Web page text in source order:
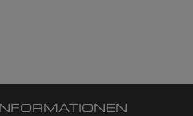
NFORMATIONEN